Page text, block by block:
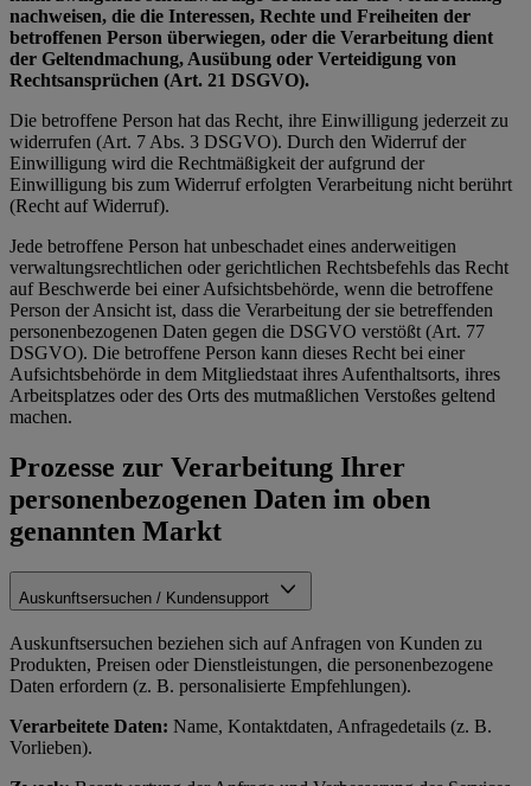
nachweisen, die die Interessen, Rechte und Freiheiten der
betroffenen Person überwiegen, oder die Verarbeitung dient
der Geltendmachung, Ausübung oder Verteidigung von
Rechtsansprüchen (Art. 21 DSGVO).
Die betroffene Person hat das Recht, ihre Einwilligung jederzeit zu
widerrufen (Art. 7 Abs. 3 DSGVO). Durch den Widerruf der
Einwilligung wird die Rechtmäßigkeit der aufgrund der
Einwilligung bis zum Widerruf erfolgten Verarbeitung nicht berührt
(Recht auf Widerruf).
Jede betroffene Person hat unbeschadet eines anderweitigen
verwaltungsrechtlichen oder gerichtlichen Rechtsbefehls das Recht
auf Beschwerde bei einer Aufsichtsbehörde, wenn die betroffene
Person der Ansicht ist, dass die Verarbeitung der sie betreffenden
personenbezogenen Daten gegen die DSGVO verstößt (Art. 77
DSGVO). Die betroffene Person kann dieses Recht bei einer
Aufsichtsbehörde in dem Mitgliedstaat ihres Aufenthaltsorts, ihres
Arbeitsplatzes oder des Orts des mutmaßlichen Verstoßes geltend
machen.
Prozesse zur Verarbeitung Ihrer
personenbezogenen Daten im oben
genannten Markt
Auskunftsersuchen / Kundensupport
Auskunftsersuchen beziehen sich auf Anfragen von Kunden zu
Produkten, Preisen oder Dienstleistungen, die personenbezogene
Daten erfordern (z. B. personalisierte Empfehlungen).
Verarbeitete Daten: Name, Kontaktdaten, Anfragedetails (z. B.
Vorlieben).